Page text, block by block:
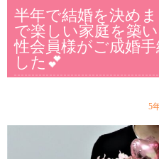
半年で結婚を決め
で楽しい家庭を築
性会員様がご成婚
した💕
5